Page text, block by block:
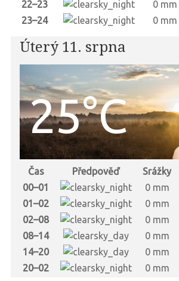
22–23
0 mm
23–24
0 mm
Úterý 11. srpna
25°C
Čas Předpověď Srážky
00–01
0 mm
01–02
0 mm
02–08
0 mm
08–14
0 mm
14–20
0 mm
20–02
0 mm